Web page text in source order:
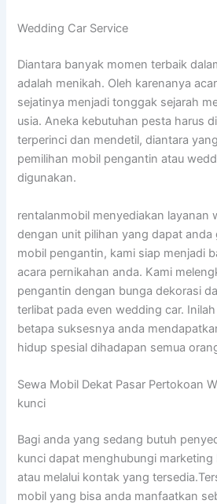
Wedding Car Service
Diantara banyak momen terbaik
adalah menikah. Oleh karenanya
sejatinya menjadi tonggak sejarah
usia. Aneka kebutuhan pesta harus
terperinci dan mendetil, diantara
pemilihan mobil pengantin atau
digunakan.
rentalanmobil menyediakan layanan
dengan unit pilihan yang dapat anda
mobil pengantin, kami siap menjadi
acara pernikahan anda. Kami
pengantin dengan bunga dekorasi
terlibat pada even wedding car.
betapa suksesnya anda
hidup spesial dihadapan semua
Sewa Mobil Dekat Pasar Pertokoan
kunci
Bagi anda yang sedang butuh
kunci dapat menghubungi
atau melalui kontak yang
mobil yang bisa anda manfaatkan